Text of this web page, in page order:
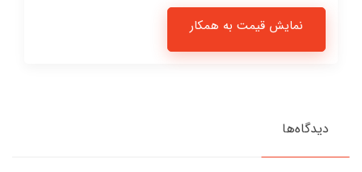
نمایش قیمت به همکار
دیدگاه‌ها